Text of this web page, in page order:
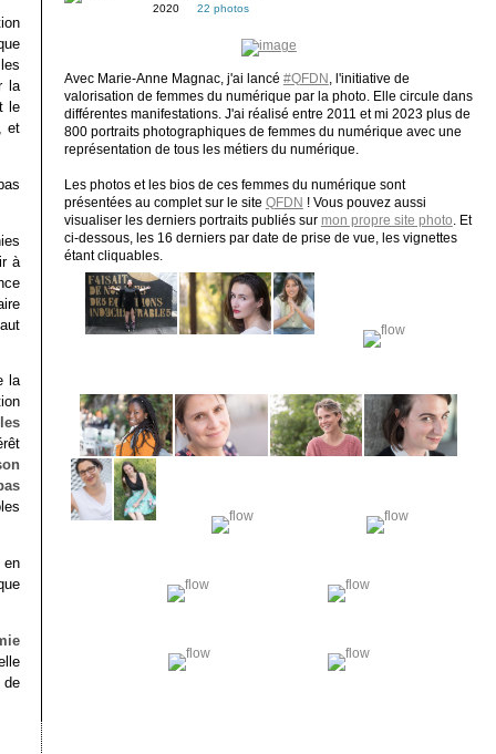
la
le
et
à
la
de
2020 22 photos
Avec Marie-Anne Magnac, j'ai lancé #QFDN
, l'initiative de
valorisation de femmes du numérique par la photo. Elle circule dans
différentes manifestations. J'ai réalisé entre 2011 et mi 2023 plus de
800 portraits photographiques de femmes du numérique avec une
représentation de tous les métiers du numérique.
Les photos et les bios de ces femmes du numérique sont
présentées au complet sur le site QFDN ! Vous pouvez aussi
visualiser les derniers portraits publiés sur mon propre site photo . Et
ci-dessous, les 16 derniers par date de prise de vue, les vignettes
étant cliquables.